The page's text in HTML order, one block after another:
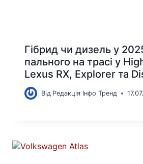
Гібрид чи дизель у
пального на трасі у
Lexus RX, Explorer та
Від Редакція Інфо Тренд